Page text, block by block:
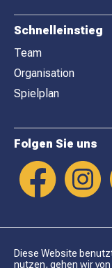
Schnelleinstieg
Team
Organisation
Spielplan
Folgen Sie uns
Diese Website
nutzen, gehen wir